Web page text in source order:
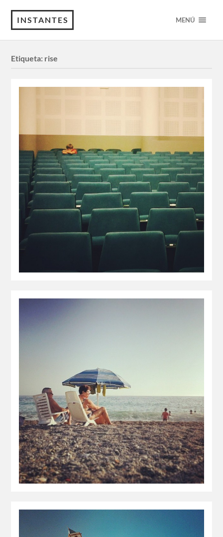
INSTANTES MENÚ
Etiqueta: rise